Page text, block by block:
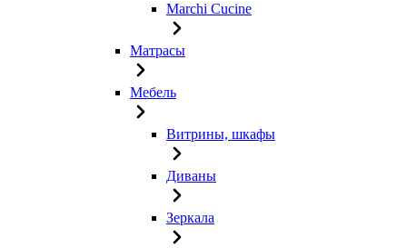
Marchi Cucine
Матрасы
Мебель
Витрины, шкафы
Диваны
Зеркала